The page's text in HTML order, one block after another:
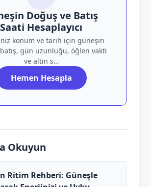
Doğuş ve Batış
Saati Hesaplayıcı
konum ve tarih için güneşin
gün uzunluğu, öğlen vakti
ve altın s…
Hemen Hesapla
Okuyun
Ritim Rehberi: Güneşle